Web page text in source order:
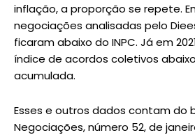
inflação, a proporção se repete.
negociações analisadas pelo
ficaram abaixo do INPC. Já em
índice de acordos coletivos
acumulada.
Esses e outros dados contam do
Negociações, número 52, de